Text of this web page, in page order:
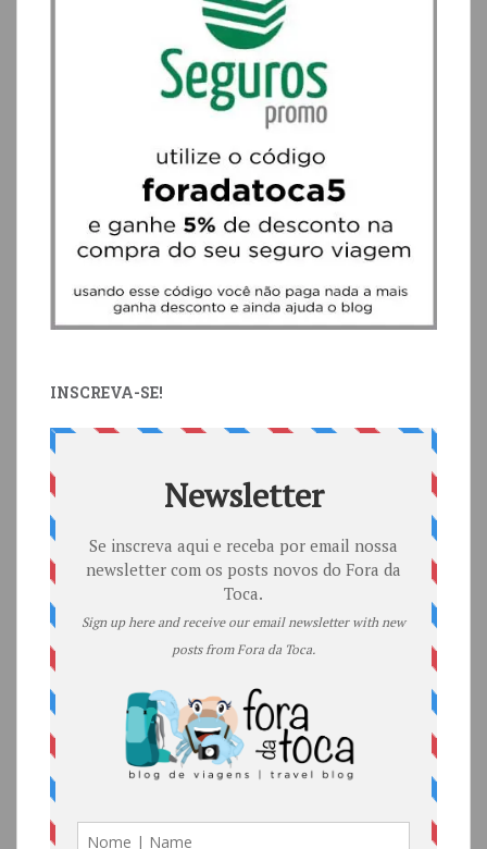
INSCREVA-SE!